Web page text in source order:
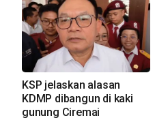
KSP jelaskan alasan
KDMP dibangun di kaki
gunung Ciremai